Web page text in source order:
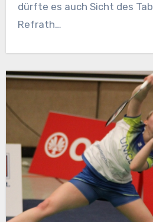
dürfte es auch Sicht des
Refrath…